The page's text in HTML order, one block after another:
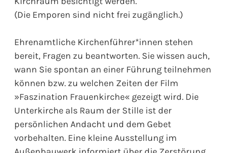
(Die Emporen sind nicht frei zugänglich.)
Ehrenamtliche Kirchenführer*innen stehen
bereit, Fragen zu beantworten. Sie wissen auch,
wann Sie spontan an einer Führung teilnehmen
können bzw. zu welchen Zeiten der Film
»Faszination Frauenkirche« gezeigt wird. Die
Unterkirche als Raum der Stille ist der
persönlichen Andacht und dem Gebet
vorbehalten. Eine kleine Ausstellung im